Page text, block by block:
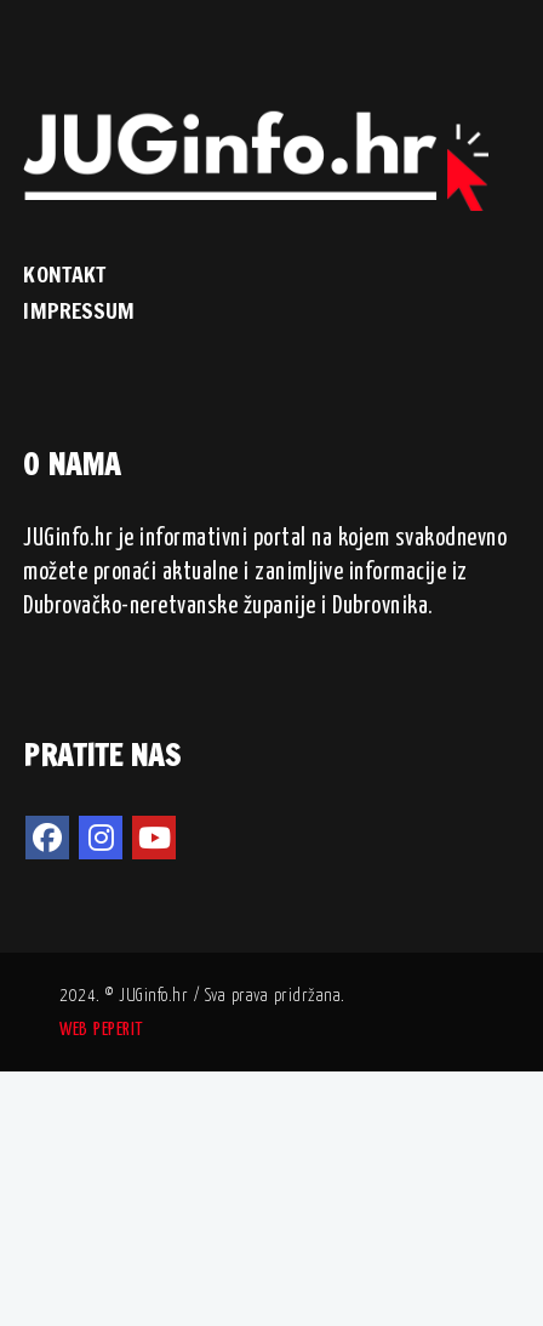
KONTAKT
IMPRESSUM
O NAMA
JUGinfo.hr je informativni portal na kojem svakodnevno
možete pronaći aktualne i zanimljive informacije iz
Dubrovačko-neretvanske županije i Dubrovnika.
PRATITE NAS
2024. © JUGinfo.hr / Sva prava pridržana.
WEB PEPERIT